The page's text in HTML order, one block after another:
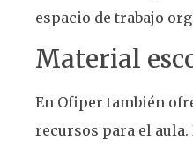
espacio de trabajo
Material
En Ofiper también
recursos para el